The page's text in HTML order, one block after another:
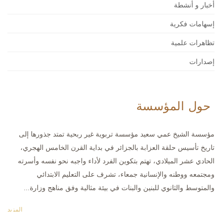
أخبار و أنشطة
إسهامات فكرية
تظاهرات علمية
إصدارات
حول المؤسسة
مؤسسة الشيخ عمي سعيد مؤسسة تربوية غير ربحية تمتد جذورها إلى
تاريخ تأسيس حلقة العزابة بالجزائر في بداية القرن الخامس الهجري،
الحادي عشر الميلادي، تهتم بتكوين الفرد لأداء واجبه نحو نفسه وأسرته
ومجتمعه ووطنه والإنسانية جمعاء، تشرف على التعليم الابتدائي
والمتوسط والثانوي للبنين والبنات في بيئة مثالية وفق مناهج وزارة...
المزيد